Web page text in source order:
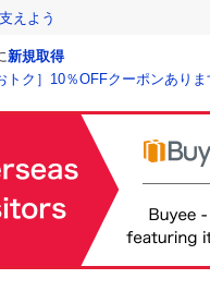
えよう
新規取得
トク］10％OFFクーポンありま